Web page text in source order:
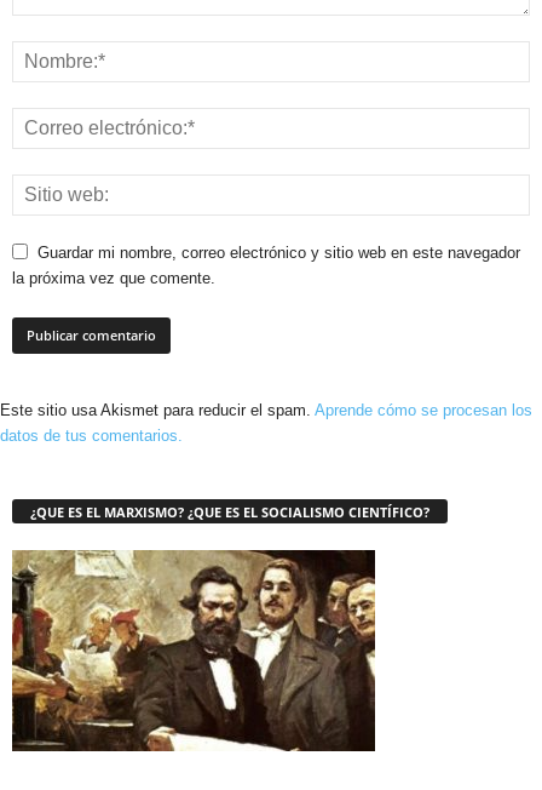
Guardar mi nombre, correo electrónico y sitio web en este navegador
la próxima vez que comente.
Este sitio usa Akismet para reducir el spam. Aprende cómo se procesan los
datos de tus comentarios.
¿QUE ES EL MARXISMO? ¿QUE ES EL SOCIALISMO CIENTÍFICO?